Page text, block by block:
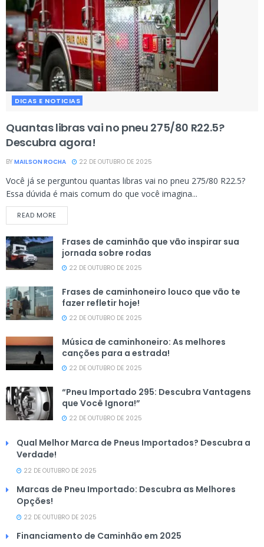
DICAS E NOTICIAS
Quantas libras vai no pneu 275/80 R22.5?
Descubra agora!
BY MAILSON ROCHA 22 DE OUTUBRO DE 2025
Você já se perguntou quantas libras vai no pneu 275/80 R22.5?
Essa dúvida é mais comum do que você imagina...
READ MORE
Frases de caminhão que vão inspirar sua
jornada sobre rodas
22 DE OUTUBRO DE 2025
Frases de caminhoneiro louco que vão te
fazer refletir hoje!
22 DE OUTUBRO DE 2025
Música de caminhoneiro: As melhores
canções para a estrada!
22 DE OUTUBRO DE 2025
“Pneu Importado 295: Descubra Vantagens
que Você Ignora!”
22 DE OUTUBRO DE 2025
Qual Melhor Marca de Pneus Importados? Descubra a
Verdade!
22 DE OUTUBRO DE 2025
Marcas de Pneu Importado: Descubra as Melhores
Opções!
22 DE OUTUBRO DE 2025
Financiamento de Caminhão em 2025